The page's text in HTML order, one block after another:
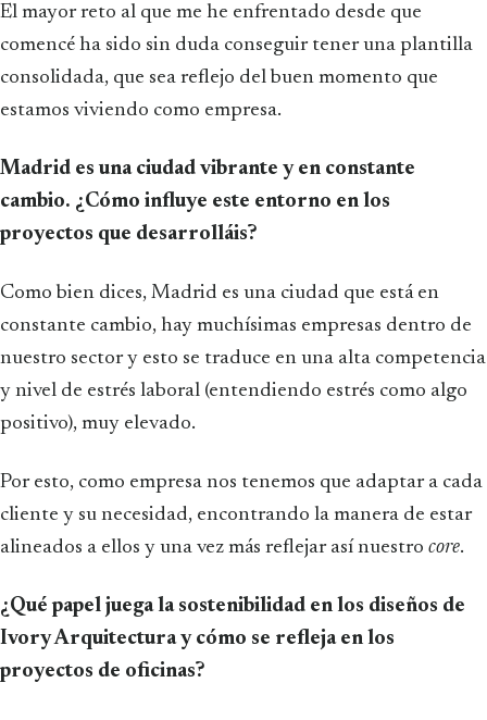
El mayor reto al que me he enfrentado desde que
comencé ha sido sin duda conseguir tener una plantilla
consolidada, que sea reflejo del buen momento que
estamos viviendo como empresa.
Madrid es una ciudad vibrante y en constante
cambio. ¿Cómo influye este entorno en los
proyectos que desarrolláis?
Como bien dices, Madrid es una ciudad que está en
constante cambio, hay muchísimas empresas dentro de
nuestro sector y esto se traduce en una alta competencia
y nivel de estrés laboral (entendiendo estrés como algo
positivo), muy elevado.
Por esto, como empresa nos tenemos que adaptar a cada
cliente y su necesidad, encontrando la manera de estar
alineados a ellos y una vez más reflejar así nuestro core.
¿Qué papel juega la sostenibilidad en los diseños de
Ivory Arquitectura y cómo se refleja en los
proyectos de oficinas?